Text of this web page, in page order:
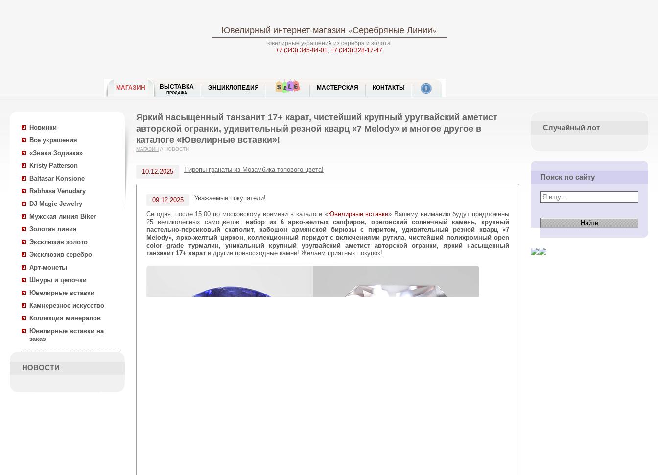
Ювелирный интернет-магазин «Серебряные Линии»
ювелирные украшения из серебра и золота
+7 (343) 345-84-01, +7 (343) 328-17-47
МАГАЗИН ВЫСТАВКА
ПРОДАЖА
ЭНЦИКЛОПЕДИЯ МАСТЕРСКАЯ КОНТАКТЫ
Новинки
Все украшения
«Знаки Зодиака»
Kristy Patterson
Baltasar Konsione
Rabhasa Venudary
DJ Magic Jewelry
Мужская линия Biker
Золотая линия
Эксклюзив золото
Эксклюзив серебро
Арт-монеты
Шнуры и цепочки
Ювелирные вставки
Камнерезное искусство
Коллекция минералов
Ювелирные вставки на
заказ
НОВОСТИ
Яркий насыщенный танзанит 17+ карат, чистейший крупный уругвайский аметист
авторской огранки, удивительный резной кварц «7 Melody» и многое другое в
каталоге «Ювелирные вставки»!
МАГАЗИН // НОВОСТИ
10.12.2025 Пиропы гранаты из Мозамбика топового цвета!
09.12.2025 Уважаемые покупатели!
Сегодня, после 15:00 по московскому времени в каталоге «Ювелирные вставки» Вашему вниманию будут предложены
25 великолепных самоцветов: набор из 6 ярко-желтых сапфиров, орегонский солнечный камень, крупный
пастельно-персиковый скаполит, кабошон армянской бирюзы с пиритом, удивительный резной кварц «7
Melody», ярко-желтый циркон, коллекционный перидот с включениями рутила, чистейший полихромный open
color grade турмалин, уникальный крупный уругвайский аметист авторской огранки, яркий насыщенный
танзанит 17+ карат и другие превосходные камни! Желаем приятных покупок!
Случайный лот
Поиск по сайту